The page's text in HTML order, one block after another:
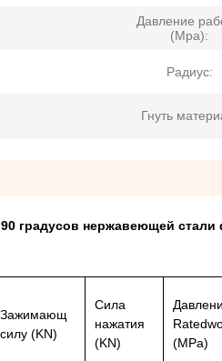
Давление
(Mpa):
Радиус:
Гнуть
90 градусов нержавеющей
Зажимающ
силу (KN)
Сила
нажатия
(KN)
(MPa)